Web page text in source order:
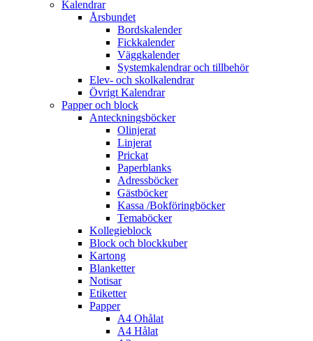
Kalendrar
Årsbundet
Bordskalender
Fickkalender
Väggkalender
Systemkalendrar och tillbehör
Elev- och skolkalendrar
Övrigt Kalendrar
Papper och block
Anteckningsböcker
Olinjerat
Linjerat
Prickat
Paperblanks
Adressböcker
Gästböcker
Kassa /Bokföringböcker
Temaböcker
Kollegieblock
Block och blockkuber
Kartong
Blanketter
Notisar
Etiketter
Papper
A4 Ohålat
A4 Hålat